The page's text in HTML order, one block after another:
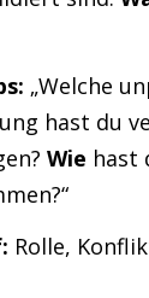
„Welche
hast du
Wie hast
Rolle,